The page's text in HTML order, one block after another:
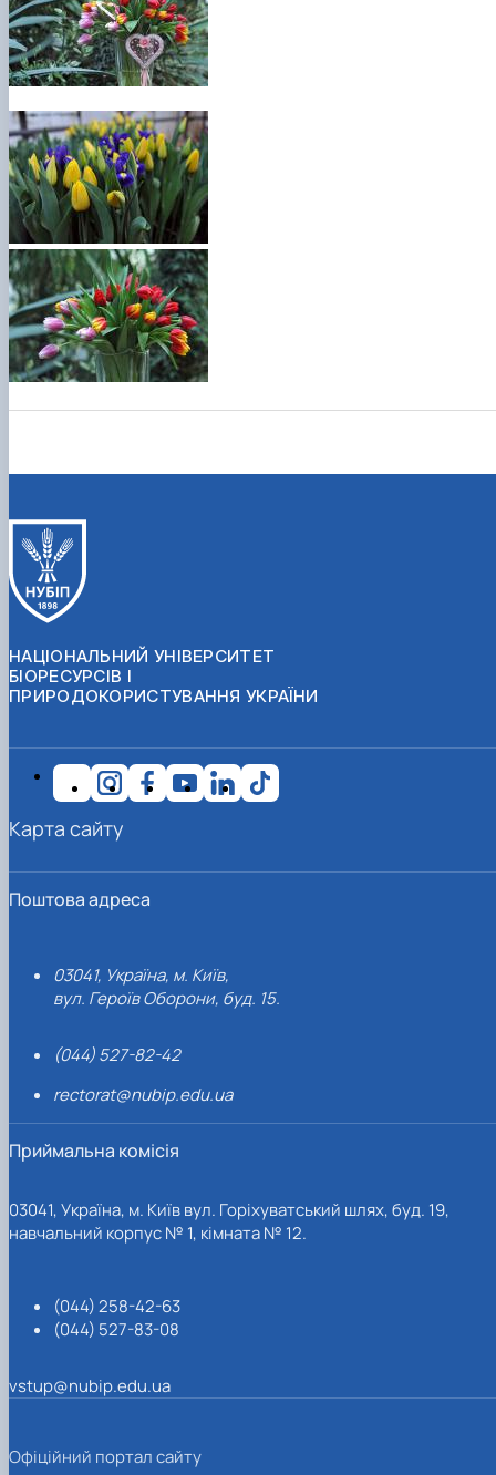
НАЦІОНАЛЬНИЙ УНІВЕРСИТЕТ
БІОРЕСУРСІВ І
ПРИРОДОКОРИСТУВАННЯ УКРАЇНИ
Поштова адреса
03041, Україна, м. Київ,
вул. Героїв Оборони, буд. 15.
(044) 527-82-42
rectorat@nubip.edu.ua
Приймальна комісія
03041, Україна, м. Київ вул. Горіхуватський шлях, буд. 19,
навчальний корпус № 1, кімната № 12.
(044) 258-42-63
(044) 527-83-08
vstup@nubip.edu.ua
Карта сайту
Офіційний портал сайту